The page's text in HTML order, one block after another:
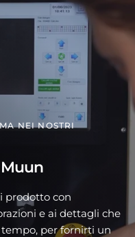
NEI NOSTRI
prodotto con
e ai dettagli che
per fornirti un